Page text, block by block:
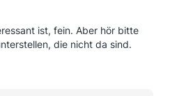
ist, fein. Aber hör bitte
die nicht da sind.